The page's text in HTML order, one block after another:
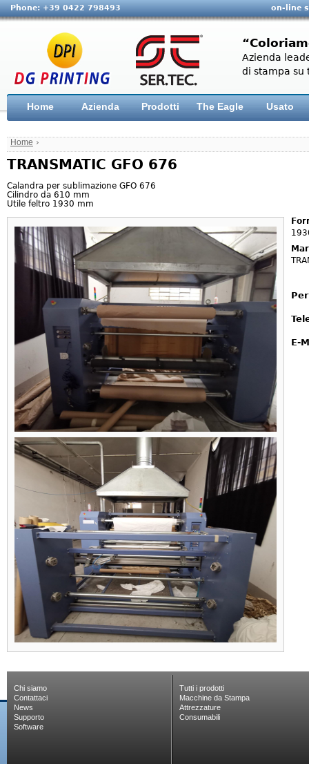
Phone: +39 0422 798493 on-line
Azienda
di stampa su
Home Azienda Prodotti The Eagle Usato
Home ›
TRANSMATIC GFO 676
Calandra per sublimazione GFO 676
Cilindro da 610 mm
Utile feltro 1930 mm
E-
Chi siamo
Contattaci
News
Supporto
Software
Tutti i prodotti
Macchine da Stampa
Attrezzature
Consumabili